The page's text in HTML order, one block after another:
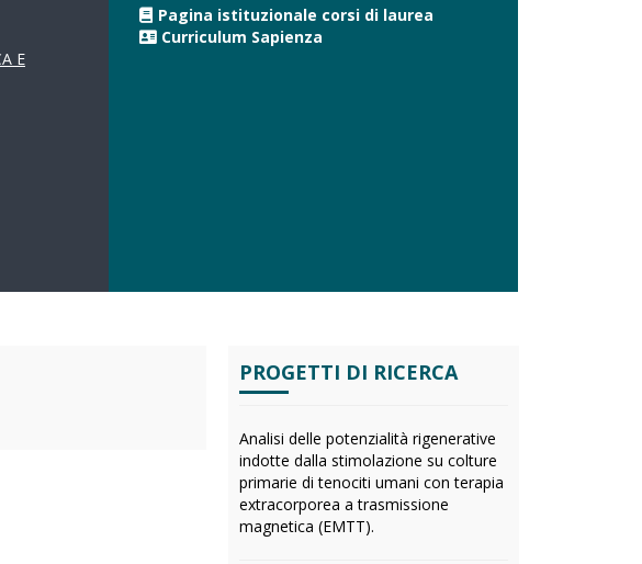
E
Pagina istituzionale corsi di laurea
Curriculum Sapienza
PROGETTI DI RICERCA
Analisi delle potenzialità rigenerative
indotte dalla stimolazione su colture
primarie di tenociti umani con terapia
extracorporea a trasmissione
magnetica (EMTT).